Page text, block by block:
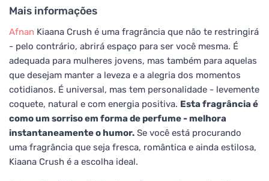
Mais informações
Afnan Kiaana Crush é uma fragrância que não te restringirá
- pelo contrário, abrirá espaço para ser você mesma. É
adequada para mulheres jovens, mas também para aquelas
que desejam manter a leveza e a alegria dos momentos
cotidianos. É universal, mas tem personalidade - levemente
coquete, natural e com energia positiva. Esta fragrância é
como um sorriso em forma de perfume - melhora
instantaneamente o humor. Se você está procurando
uma fragrância que seja fresca, romântica e ainda estilosa,
Kiaana Crush é a escolha ideal.